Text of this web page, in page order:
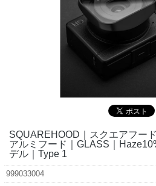
SQUAREHOOD｜スクエアフー
アルミフード｜GLASS｜
デル｜Type 1
999033004